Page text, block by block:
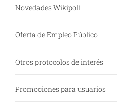
Novedades Wikipoli
Oferta de Empleo Público
Otros protocolos de interés
Promociones para usuarios